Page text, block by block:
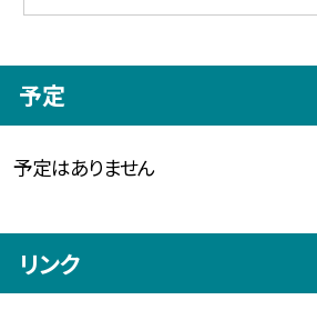
予定
予定はありません
リンク